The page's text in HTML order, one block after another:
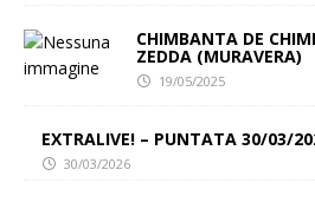
CHIMBANTA DE
ZEDDA (MURAVERA)
19/05/2025
EXTRALIVE! – PUNTATA 30/03/
30/03/2026